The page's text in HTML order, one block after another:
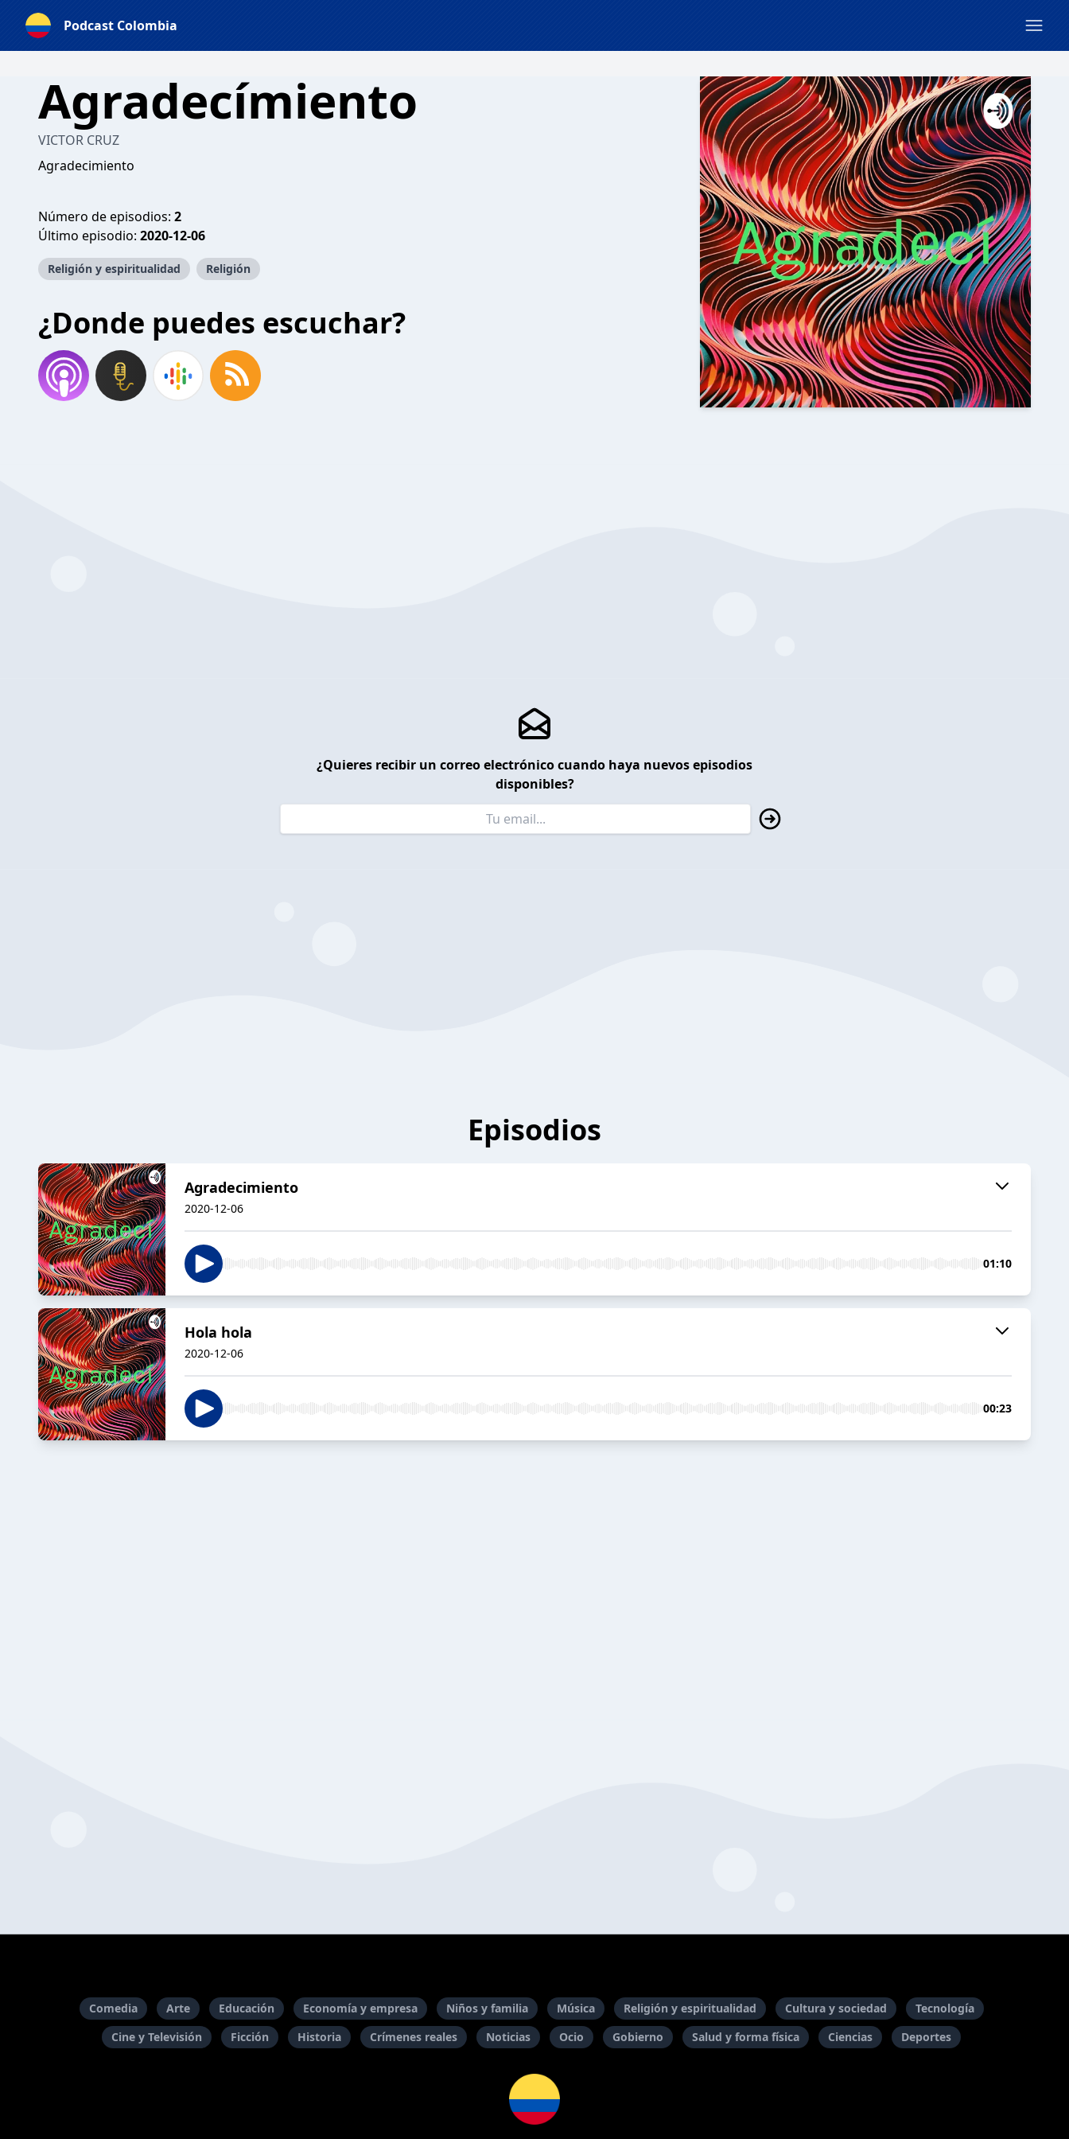
Podcast Colombia
Agradecímiento
VICTOR CRUZ
Agradecimiento
Número de episodios: 2
Último episodio: 2020-12-06
Religión y espiritualidad Religión
¿Donde puedes escuchar?
¿Quieres recibir un correo electrónico cuando haya nuevos episodios
disponibles?
Episodios
Agradecimiento
2020-12-06
01:10
Hola hola
2020-12-06
00:23
Comedia Arte Educación Economía y empresa Niños y familia Música Religión y espiritualidad Cultura y sociedad
Tecnología
Cine y Televisión
Ficción Historia Crímenes reales Noticias Ocio Gobierno Salud y forma física Ciencias Deportes